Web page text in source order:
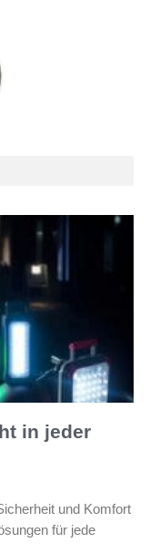
in jeder
und Komfort
für jede